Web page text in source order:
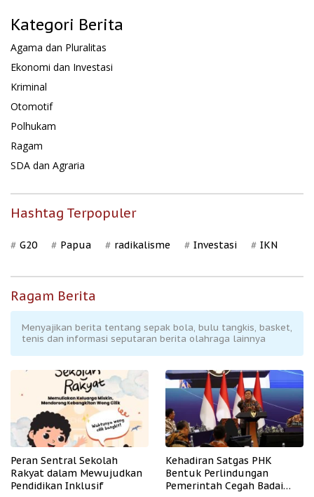
Kategori Berita
Agama dan Pluralitas
Ekonomi dan Investasi
Kriminal
Otomotif
Polhukam
Ragam
SDA dan Agraria
Hashtag Terpopuler
G20 Papua radikalisme Investasi IKN
Ragam Berita
Menyajikan berita tentang sepak bola, bulu tangkis, basket,
tenis dan informasi seputaran berita olahraga lainnya
Peran Sentral Sekolah
Rakyat dalam Mewujudkan
Pendidikan Inklusif
Kehadiran Satgas PHK
Bentuk Perlindungan
Pemerintah Cegah Badai